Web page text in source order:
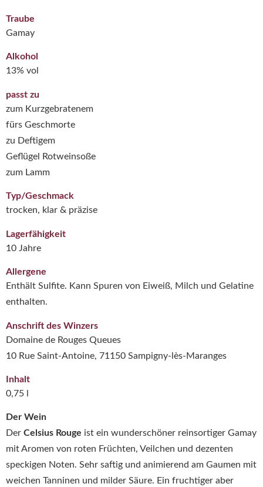
Der Wein
Der Celsius Rouge ist ein wunderschöner reinsortiger Gamay
mit Aromen von roten Früchten, Veilchen und dezenten
speckigen Noten. Sehr saftig und animierend am Gaumen mit
weichen Tanninen und milder Säure. Ein fruchtiger aber
Traube
Gamay
Alkohol
13% vol
passt zu
zum Kurzgebratenem
fürs Geschmorte
zu Deftigem
Geflügel Rotweinsoße
zum Lamm
Typ/Geschmack
trocken, klar & präzise
Lagerfähigkeit
10 Jahre
Allergene
Enthält Sulfite. Kann Spuren von Eiweiß, Milch und Gelatine
enthalten.
Anschrift des Winzers
Domaine de Rouges Queues
10 Rue Saint-Antoine, 71150 Sampigny-lès-Maranges
Inhalt
0,75 l